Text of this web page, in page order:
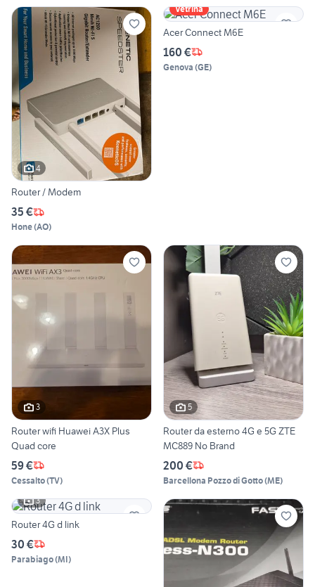
4
Router / Modem
35 €
Hone(AO)
Vetrina
Acer Connect M6E
160 €
Genova (GE)
3
Router wifi Huawei A3X Plus
Quad core
59 €
Cessalto(TV)
5
Router da esterno 4G e 5G ZTE
MC889 No Brand
200 €
Barcellona Pozzo di Gotto(ME)
3
Router 4G d link
30 €
Parabiago(MI)